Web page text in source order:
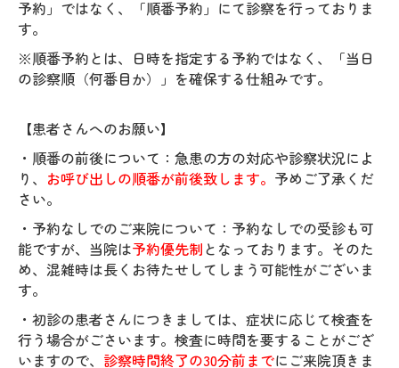
予約」ではなく、「順番予約」にて診察を行っておりま
す。
※順番予約とは、日時を指定する予約ではなく、「当日
の診察順（何番目か）」を確保する仕組みです。
【患者さんへのお願い】
・順番の前後について：急患の方の対応や診察状況によ
り、 お呼び出しの順番が前後致します。 予めご了承くだ
さい。
・予約なしでのご来院について：予約なしでの受診も可
能ですが、当院は予約優先制となっております。そのた
め、混雑時は長くお待たせしてしまう可能性がございま
す。
・初診の患者さんにつきましては、症状に応じて検査を
行う場合がごさいます。検査に時間を要することがござ
いますので、 診察時間終了の30分前までにご来院頂きま